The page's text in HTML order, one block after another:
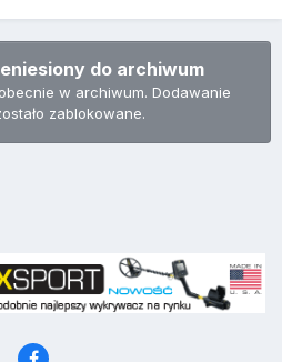
do archiwum
w archiwum. Dodawanie
zablokowane.